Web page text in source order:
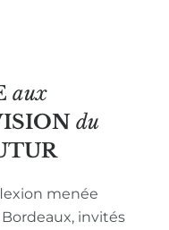
aux
du
menée
Bordeaux, invités